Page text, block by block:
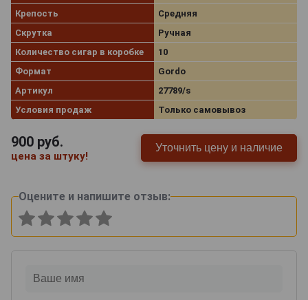
Крепость
Средняя
Скрутка
Ручная
Количество сигар в коробке
10
Формат
Gordo
Артикул
27789/s
Условия продаж
Только самовывоз
900 руб.
цена за штуку!
Уточнить цену и наличие
Оцените и напишите отзыв: